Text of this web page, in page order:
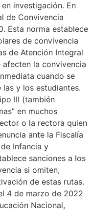
investigación. En
de Convivencia
Esta norma establece
de convivencia
de Atención Integral
la convivencia
cuando se
y los estudiantes.
III (también
en muchos
o la rectora quien
ante la Fiscalía
Infancia y
sanciones a los
si omiten,
de estas rutas.
4 de marzo de 2022
Nacional,